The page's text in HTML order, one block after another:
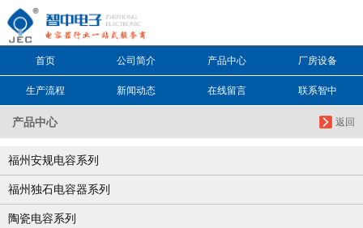
首页 公司简介 产品中心 厂房设备
生产流程 新闻动态 在线留言 联系智中
返回
产品中心
福州安规电容系列
福州独石电容器系列
陶瓷电容系列
信息搜索
搜索